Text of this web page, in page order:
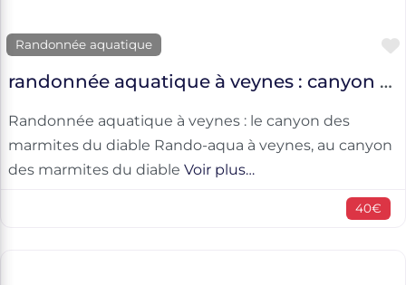
Randonnée aquatique
randonnée aquatique à veynes : canyon des marmites du diable
Randonnée aquatique à veynes : le canyon des
marmites du diable Rando-aqua à veynes, au canyon
des marmites du diable Voir plus…
40€